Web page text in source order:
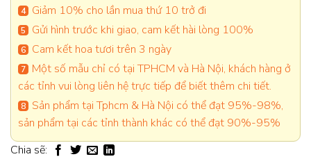
Giảm 10% cho lần mua thứ 10 trở đi
Gửi hình trước khi giao, cam kết hài lòng 100%
Cam kết hoa tươi trên 3 ngày
Một số mẫu chỉ có tại TPHCM và Hà Nội, khách hàng ở
các tỉnh vui lòng liên hệ trực tiếp để biết thêm chi tiết.
Sản phẩm tại Tphcm & Hà Nội có thể đạt 95%-98%,
sản phẩm tại các tỉnh thành khác có thể đạt 90%-95%
Chia sẽ: